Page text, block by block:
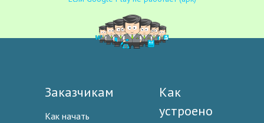
Заказчикам
Как начать
Как
устроено